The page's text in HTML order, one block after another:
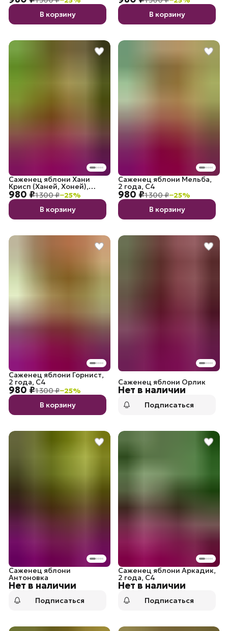
года, С4
В корзину
В корзину
980 ₽1 300 ₽−25%
Саженец яблони Хани
Крисп (Ханей, Хоней),
Медовый хруст, 2 года, С4
В корзину
980 ₽1 300 ₽−25%
Саженец яблони Мельба,
2 года, С4
В корзину
980 ₽1 300 ₽−25%
Саженец яблони Горнист,
2 года, С4
В корзину
Нет в наличии
Саженец яблони Орлик
Подписаться
Нет в наличии
Саженец яблони
Антоновка
Подписаться
Нет в наличии
Саженец яблони Аркадик,
2 года, С4
Подписаться